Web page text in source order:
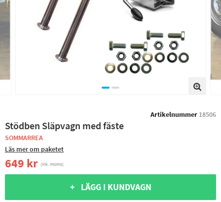
Artikelnummer 18506
Stödben Släpvagn med fäste
SOMMARREA
Läs mer om paketet
649 kr (ink. moms)
+ LÄGG I KUNDVAGN